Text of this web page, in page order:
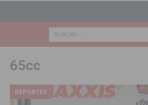
65cc
DEPORTES